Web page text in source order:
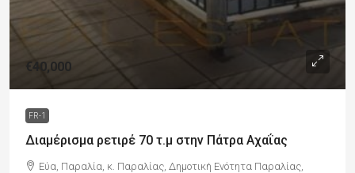
€40,000
FR-1
Διαμέρισμα ρετιρέ 70 τ.μ στην Πάτρα Αχαΐας
Εύα, Παραλία, κ. Παραλίας, Δημοτική Ενότητα Παραλίας,